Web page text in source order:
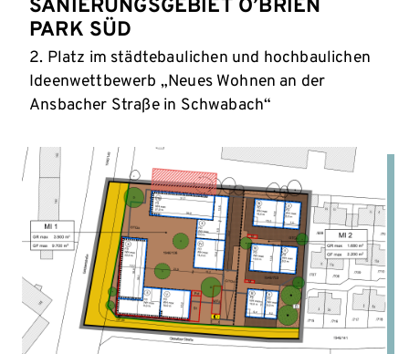
SANIERUNGSGEBIET O’BRIEN
PARK SÜD
2. Platz im städtebaulichen und hochbaulichen
Ideenwettbewerb „Neues Wohnen an der
Ansbacher Straße in Schwabach“